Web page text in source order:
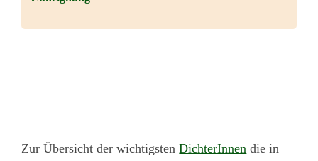
Zur Übersicht der wichtigstenDichterInnen die in